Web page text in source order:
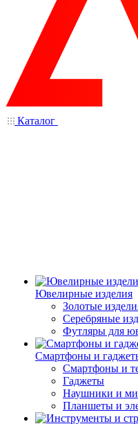
Каталог
Ювелирные изделия
Золотые
Серебряные
Футляры для
Смартфоны и
Смартфоны и
Гаджеты
Наушники и
Планшеты и